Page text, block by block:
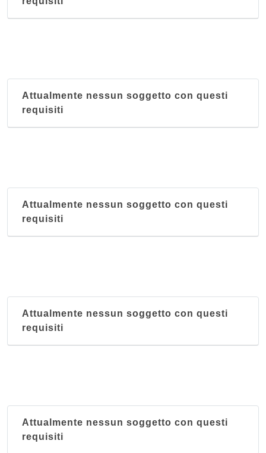
Attualmente nessun soggetto con questi
requisiti
Attualmente nessun soggetto con questi
requisiti
Attualmente nessun soggetto con questi
requisiti
Attualmente nessun soggetto con questi
requisiti